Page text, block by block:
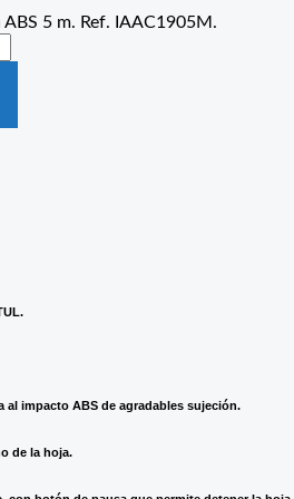
5 m. Ref. IAAC1905M.
al impacto ABS de agradables sujeción.
de la hoja.